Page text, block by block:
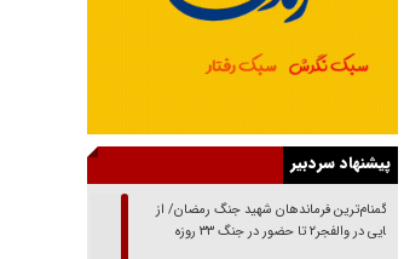
پیشنهاد سردبیر
از گمنام‌ترین فرماندهان شهید جنگ رمضان/ از
شناسایی در والفجر۲ تا حضور در جنگ ۳۳ روزه